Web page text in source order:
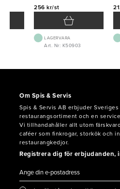
256 kr/st
LAGERVARA
Art. Nr: K50903
Om Spis & Servis
Spis & Servis AB erbjuder
restaurangsortiment och en
Vi tillhandahåller allt utom
caféer som finkrogar, storkök och
restaurangkedjor.
Registrera dig för erbjudanden,